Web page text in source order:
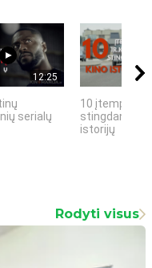
12:25
serialų
10 įtemptų,
stingdančių
istorijų
Rodyti visus